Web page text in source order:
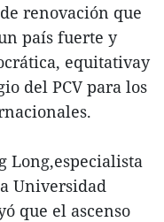
renovación que
país fuerte y
equitativay
del PCV para los
Long,especialista
Universidad
que el ascenso